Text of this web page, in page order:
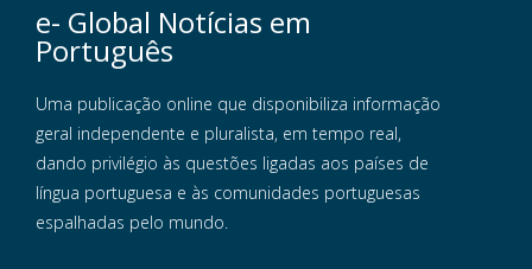
e- Global Notícias em
Português
Uma publicação online que disponibiliza informação
geral independente e pluralista, em tempo real,
dando privilégio às questões ligadas aos países de
língua portuguesa e às comunidades portuguesas
espalhadas pelo mundo.